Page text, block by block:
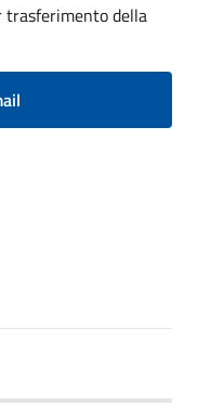
trasferimento della